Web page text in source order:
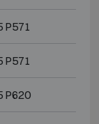
P571
P571
P620